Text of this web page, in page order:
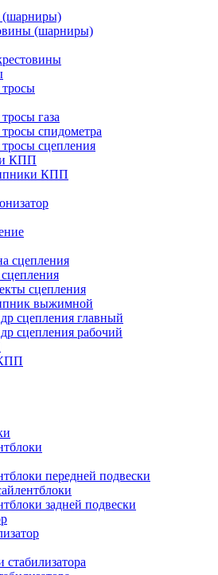
(шарниры)
(шарниры)
газа
спидометра
сцепления
КПП
КПП
сцепления
сцепления
выжимной
сцепления главный
сцепления рабочий
передней подвески
задней подвески
стабилизатора